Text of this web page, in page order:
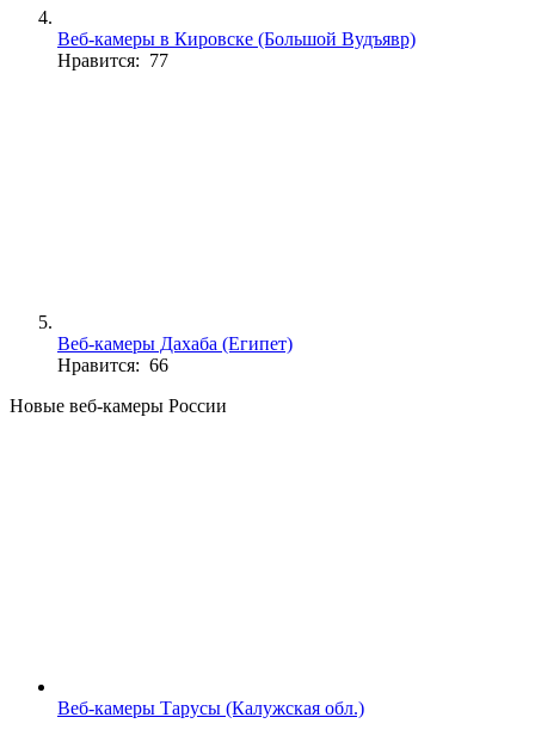
Веб-камеры в Кировске (Большой Вудъявр)
Нравится: 77
Веб-камеры Дахаба (Египет)
Нравится: 66
Новые веб-камеры России
Веб-камеры Тарусы (Калужская обл.)